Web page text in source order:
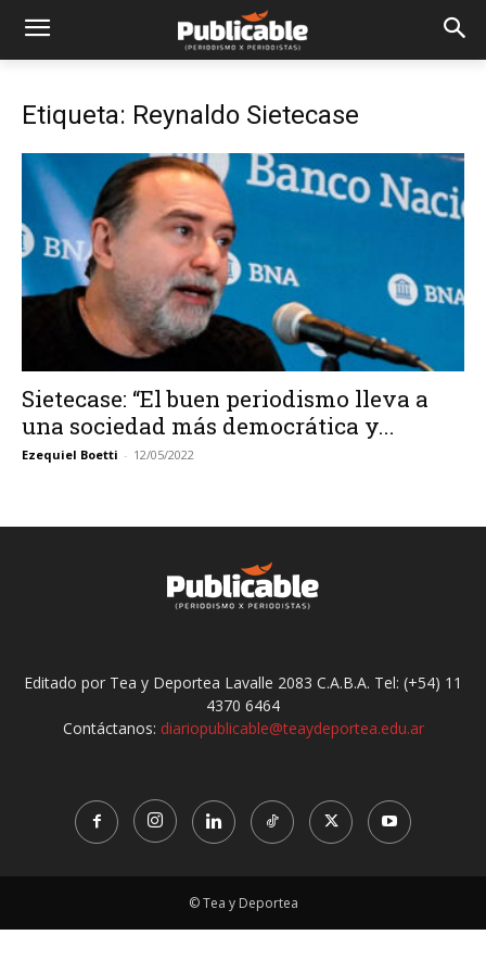
Etiqueta: Reynaldo Sietecase
Sietecase: “El buen periodismo lleva a
una sociedad más democrática y...
Ezequiel Boetti - 12/05/2022
Editado por Tea y Deportea Lavalle 2083 C.A.B.A. Tel: (+54) 11
4370 6464
Contáctanos: diariopublicable@teaydeportea.edu.ar
© Tea y Deportea